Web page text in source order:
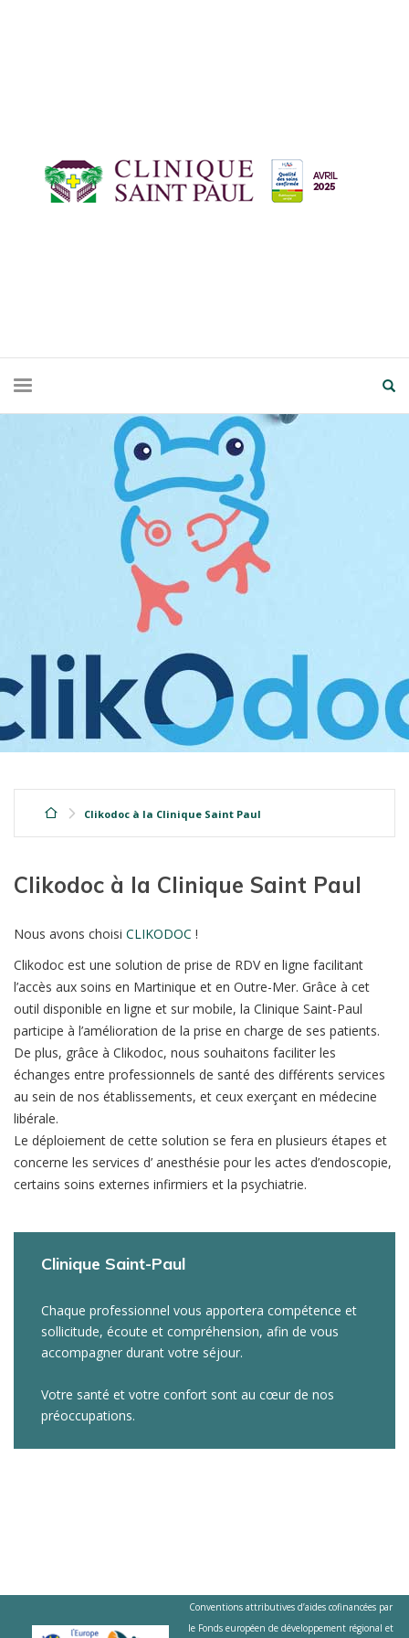
Clikodoc à la Clinique Saint Paul
Clikodoc à la Clinique Saint Paul
Nous avons choisi CLIKODOC !
Clikodoc est une solution de prise de RDV en ligne facilitant
l’accès aux soins en Martinique et en Outre-Mer. Grâce à cet
outil disponible en ligne et sur mobile, la Clinique Saint-Paul
participe à l’amélioration de la prise en charge de ses patients.
De plus, grâce à Clikodoc, nous souhaitons faciliter les
échanges entre professionnels de santé des différents services
au sein de nos établissements, et ceux exerçant en médecine
libérale.
Le déploiement de cette solution se fera en plusieurs étapes et
concerne les services d’ anesthésie pour les actes d’endoscopie,
certains soins externes infirmiers et la psychiatrie.
Clinique Saint-Paul
Chaque professionnel vous apportera compétence et
sollicitude, écoute et compréhension, afin de vous
accompagner durant votre séjour.
Votre santé et votre confort sont au cœur de nos
préoccupations.
Conventions attributives d’aides cofinancées par
le Fonds européen de développement régional et